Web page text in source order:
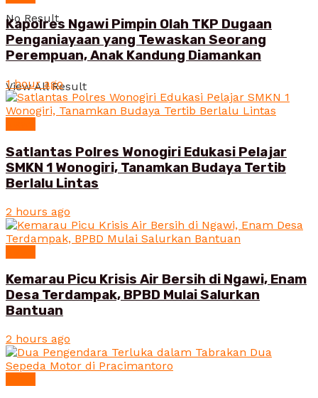
No Result
View All Result
Kapolres Ngawi Pimpin Olah TKP Dugaan
Penganiayaan yang Tewaskan Seorang
Perempuan, Anak Kandung Diamankan
1 hour ago
Satlantas Polres Wonogiri Edukasi Pelajar
SMKN 1 Wonogiri, Tanamkan Budaya Tertib
Berlalu Lintas
2 hours ago
Kemarau Picu Krisis Air Bersih di Ngawi, Enam
Desa Terdampak, BPBD Mulai Salurkan
Bantuan
2 hours ago